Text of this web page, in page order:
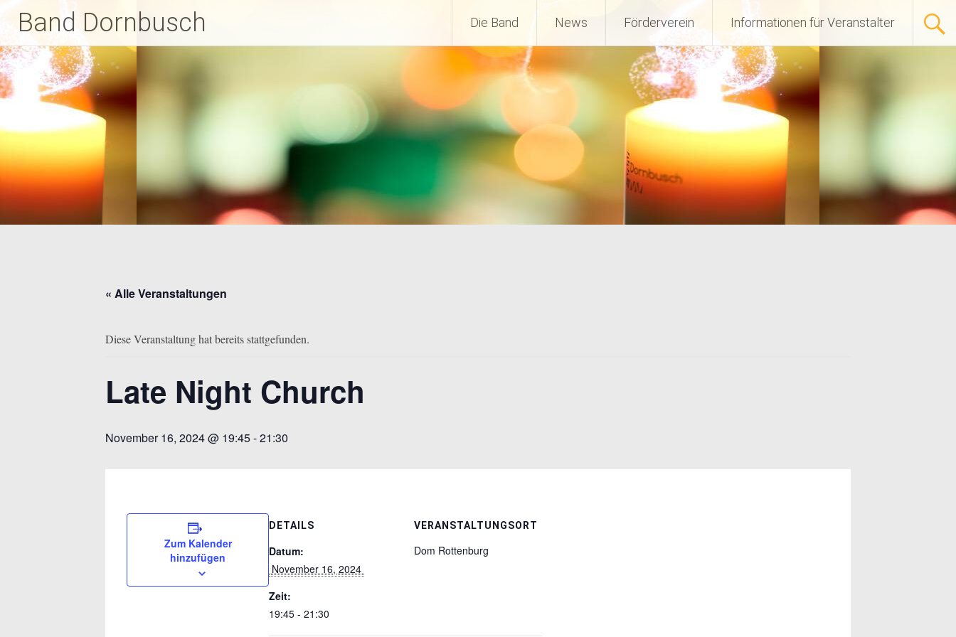
InhaltBand Dornbusch Die Band News Förderverein Informationen für Veranstalter
« Alle Veranstaltungen
Diese Veranstaltung hat bereits stattgefunden.
Late Night Church
November 16, 2024 @ 19:45-21:30
Zum Kalender
hinzufügen
DETAILS
Datum:
November 16, 2024
Zeit:
19:45 - 21:30
VERANSTALTUNGSORT
Dom Rottenburg